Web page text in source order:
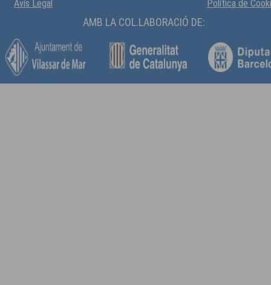
Avís Legal Política de
AMB LA COL.LABORACIÓ DE: